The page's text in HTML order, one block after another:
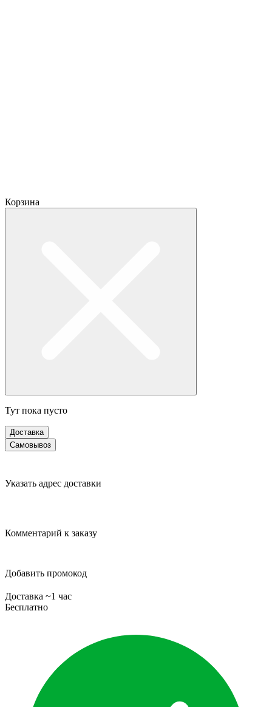
Корзина
Тут пока пусто
Доставка
Самовывоз
Указать адрес доставки
Комментарий к заказу
Добавить промокод
Доставка ~1 час
Бесплатно